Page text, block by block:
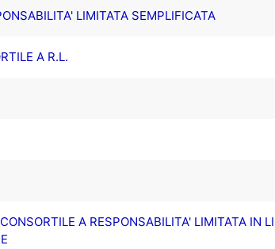
LIMITATA SEMPLIFICATA
A R.L.
A RESPONSABILITA' LIMITATA IN